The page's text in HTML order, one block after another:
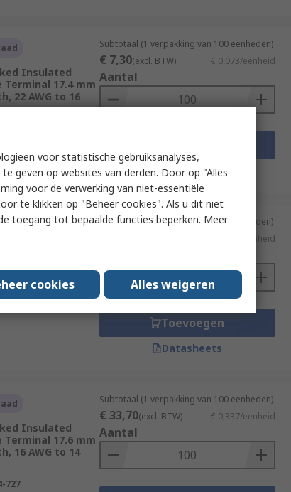
Insulated
Terminal 17.4 mm
22 AWG to 16
4063
Subtotaal (1 verpakking van 100 eenheden)
€ 7,30(excl. BTW) € 0,073/eenheid
Aantal
Datasheets
22 AWG to 16
Subtotaal (1 verpakking van 100 eenheden)
€ 0,142/eenheid
Toevoegen
Datasheets
Insulated
Terminal 17.6 mm
16 AWG to 14
727
Subtotaal (1 verpakking van 100 eenheden)
€ 33,70(excl. BTW) € 0,337/eenheid
Aantal
voor statistische gebruiksanalyses,
geven op websites van derden. Door op "Alles
voor de verwerking van niet-essentiële
te klikken op "Beheer cookies". Als u dit niet
toegang tot bepaalde functies beperken. Meer
cookies Alles weigeren